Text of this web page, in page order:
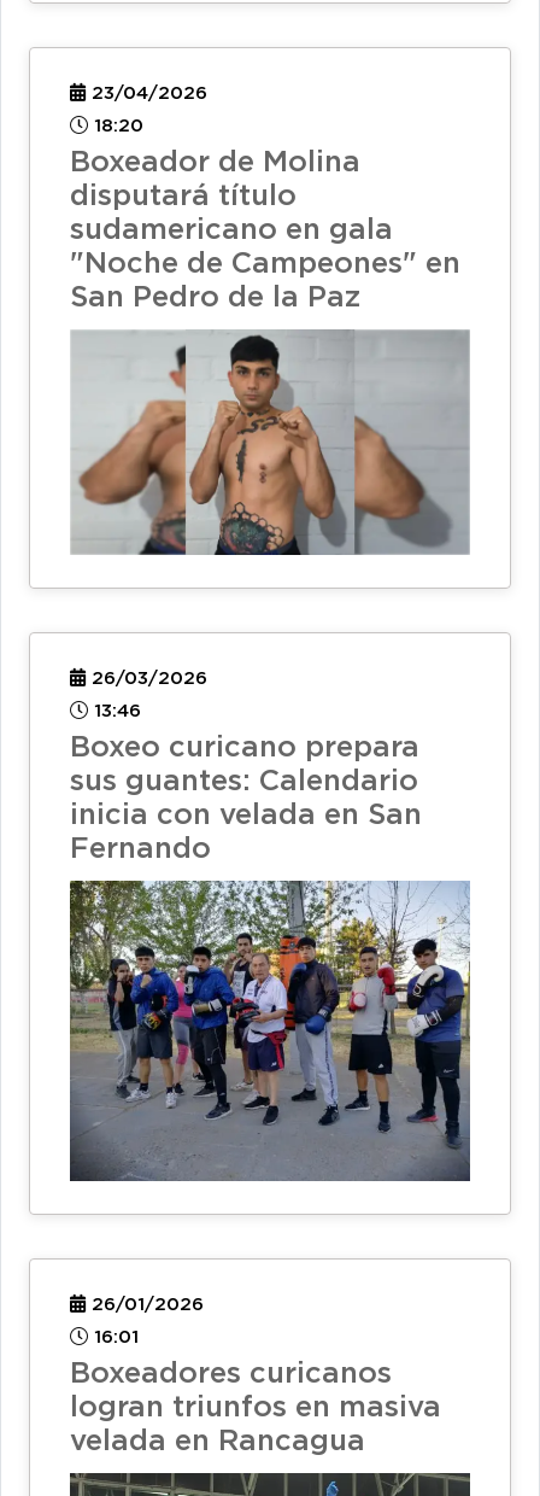
23/04/2026
18:20
Boxeador de Molina
disputará título
sudamericano en gala
"Noche de Campeones" en
San Pedro de la Paz
26/03/2026
13:46
Boxeo curicano prepara
sus guantes: Calendario
inicia con velada en San
Fernando
26/01/2026
16:01
Boxeadores curicanos
logran triunfos en masiva
velada en Rancagua